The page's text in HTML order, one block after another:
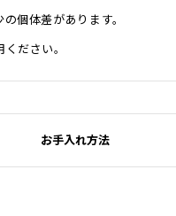
個体差があります。
ださい。
お手入れ方法